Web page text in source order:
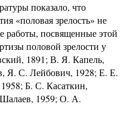
показало, что
«половая зрелость» не
работы, посвященные этой
половой зрелости у
1891; В. Я. Капель,
Я. С. Лейбович, 1928; Е. Е.
Б. С. Касаткин,
1959; О. А.